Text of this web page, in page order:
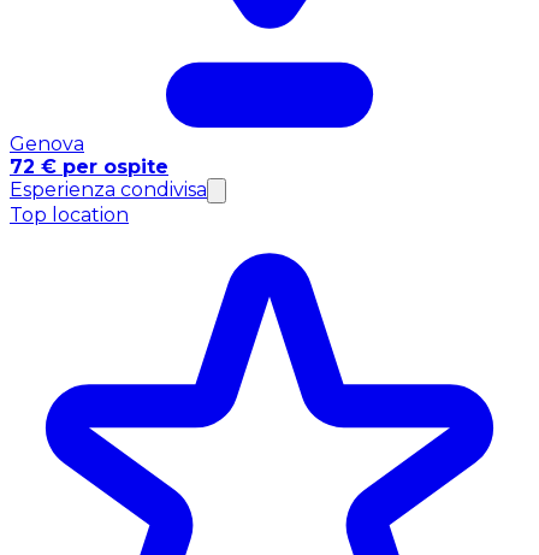
Genova
72 € per ospite
Esperienza condivisa
Top location